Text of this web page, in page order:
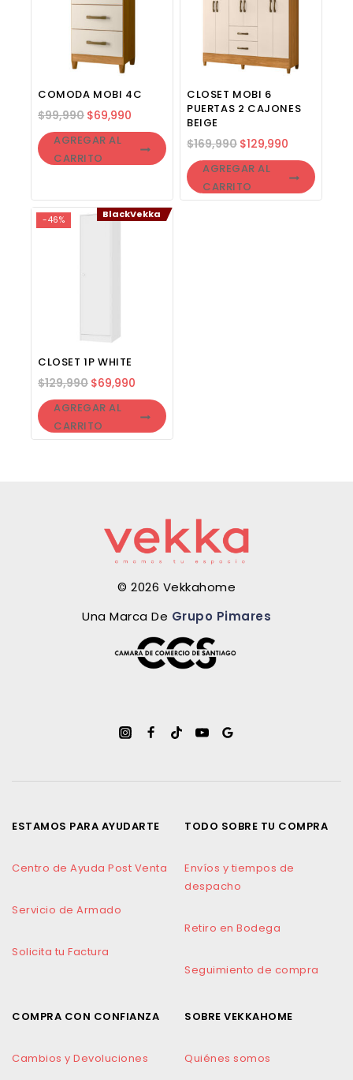
COMODA MOBI 4C
$99,990 $69,990
AGREGAR AL
CARRITO
CLOSET MOBI 6
PUERTAS 2 CAJONES
BEIGE
$169,990 $129,990
AGREGAR AL
CARRITO
-46% BlackVekka
CLOSET 1P WHITE
$129,990 $69,990
AGREGAR AL
CARRITO
© 2026 Vekkahome
Una Marca De Grupo Pimares
ESTAMOS PARA AYUDARTE
Centro de Ayuda Post Venta
Servicio de Armado
Solicita tu Factura
TODO SOBRE TU COMPRA
Envíos y tiempos de
despacho
Retiro en Bodega
Seguimiento de compra
COMPRA CON CONFIANZA
Cambios y Devoluciones
SOBRE VEKKAHOME
Quiénes somos